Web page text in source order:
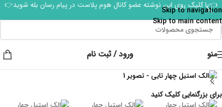
Skip to navigation
Skip to main content
👈با کلیک روی این نوشته عضو کانال هوم پلاست در پیام رسان بله شوید👉
منو ورود / ثبت نام
برای بزرگنمایی کلیک کنید